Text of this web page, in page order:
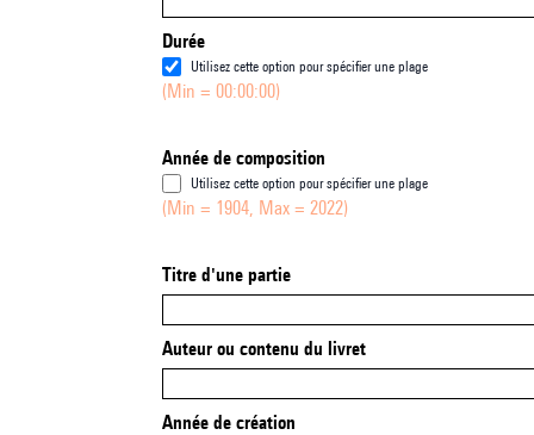
Durée
Utilisez cette option pour spécifier une plage
(Min = 00:00:00)
Année de composition
Utilisez cette option pour spécifier une plage
(Min = 1904, Max = 2022)
Titre d'une partie
Auteur ou contenu du livret
Année de création